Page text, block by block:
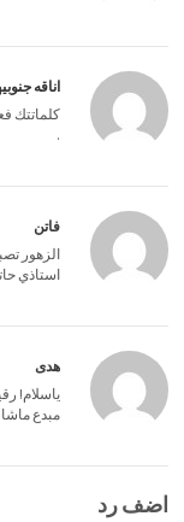
اناقه
كلماتتك
.
فاتن
الزهور
استاذي
هدى
ياسلام!
مبدع
اضف رد